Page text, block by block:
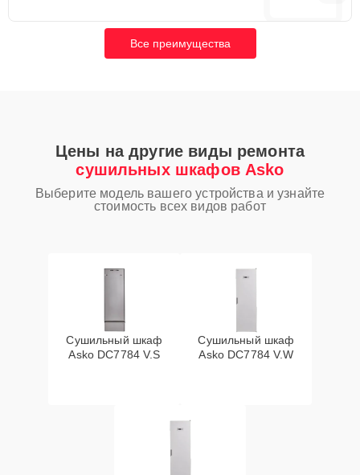
Все преимущества
Цены на другие виды ремонта
сушильных шкафов Asko
Выберите модель вашего устройства и узнайте
стоимость всех видов работ
Сушильный шкаф
Asko DC7784 V.S
Сушильный шкаф
Asko DC7784 V.W